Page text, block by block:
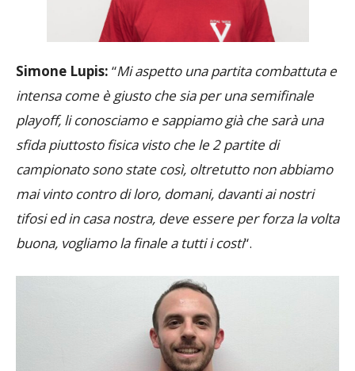
Simone Lupis:“Mi aspetto una partita combattuta e
intensa come è giusto che sia per una semifinale
playoff, li conosciamo e sappiamo già che sarà una
sfida piuttosto fisica visto che le 2 partite di
campionato sono state così, oltretutto non abbiamo
mai vinto contro di loro, domani, davanti ai nostri
tifosi ed in casa nostra, deve essere per forza la volta
buona, vogliamo la finale a tutti i costi“.